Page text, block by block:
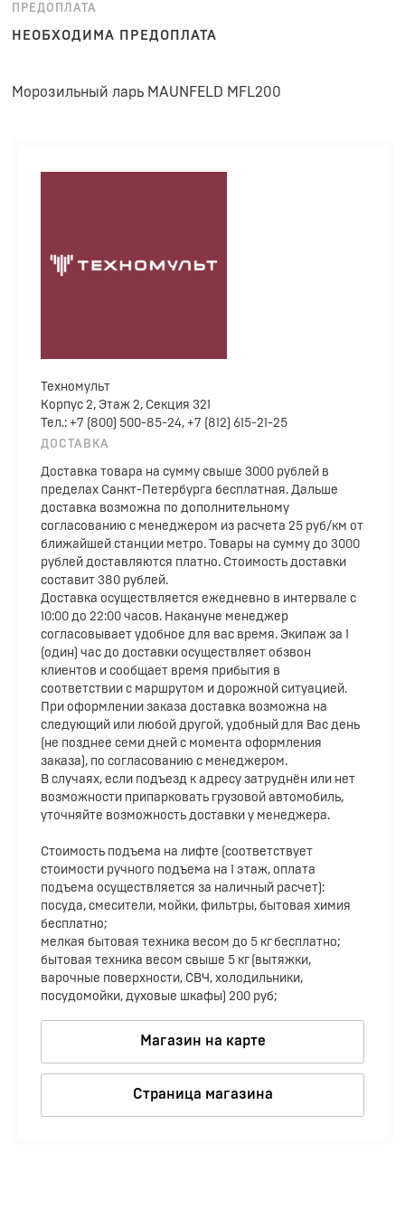
ПРЕДОПЛАТА
НЕОБХОДИМА ПРЕДОПЛАТА
Морозильный ларь MAUNFELD MFL200
Техномульт
Корпус 2, Этаж 2, Секция 321
Тел.: +7 (800) 500-85-24, +7 (812) 615-21-25
ДОСТАВКА
Доставка товара на сумму свыше 3000 рублей в
пределах Санкт-Петербурга бесплатная. Дальше
доставка возможна по дополнительному
согласованию с менеджером из расчета 25 руб/км от
ближайшей станции метро. Товары на сумму до 3000
рублей доставляются платно. Стоимость доставки
составит 380 рублей.
Доставка осуществляется ежедневно в интервале с
10:00 до 22:00 часов. Накануне менеджер
согласовывает удобное для вас время. Экипаж за 1
(один) час до доставки осуществляет обзвон
клиентов и сообщает время прибытия в
соответствии с маршрутом и дорожной ситуацией.
При оформлении заказа доставка возможна на
следующий или любой другой, удобный для Вас день
(не позднее семи дней с момента оформления
заказа), по согласованию с менеджером.
В случаях, если подъезд к адресу затруднён или нет
возможности припарковать грузовой автомобиль,
уточняйте возможность доставки у менеджера.
Стоимость подъема на лифте (соответствует
стоимости ручного подъема на 1 этаж, оплата
подъема осуществляется за наличный расчет):
посуда, смесители, мойки, фильтры, бытовая химия
бесплатно;
мелкая бытовая техника весом до 5 кг бесплатно;
бытовая техника весом свыше 5 кг (вытяжки,
варочные поверхности, СВЧ, холодильники,
посудомойки, духовые шкафы) 200 руб;
Магазин на карте
Страница магазина